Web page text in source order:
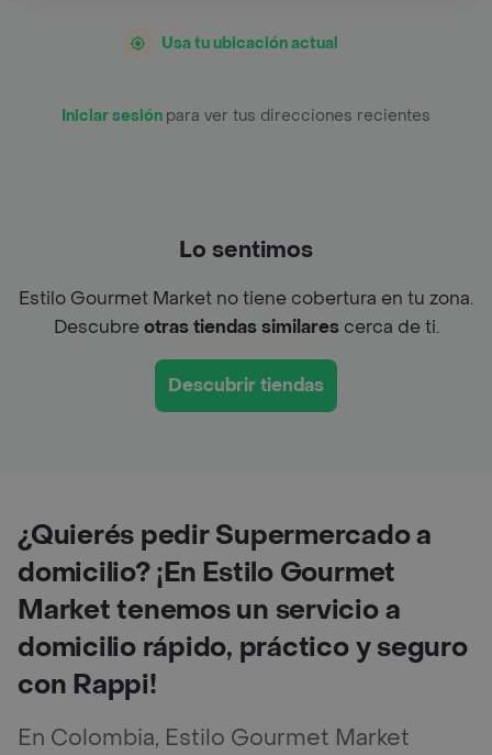
Usa tu ubicación actual
Iniciar sesión para ver tus direcciones recientes
Lo sentimos
Estilo Gourmet Market no tiene cobertura en tu zona.
Descubreotras tiendas similarescerca de ti.
Descubrir tiendas
¿Quierés pedir Supermercado a
domicilio? ¡En Estilo Gourmet
Market tenemos un servicio a
domicilio rápido, práctico y seguro
con Rappi!
En Colombia, Estilo Gourmet Market